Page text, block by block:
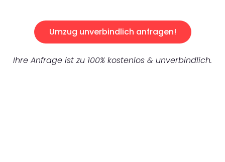
Umzug unverbindlich anfragen!
Ihre Anfrage ist zu 100% kostenlos & unverbindlich.